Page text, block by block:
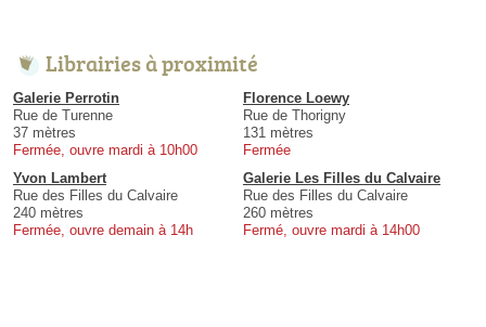
Librairies à proximité
Galerie Perrotin
Rue de Turenne
37 mètres
Fermée, ouvre mardi à 10h00
Florence Loewy
Rue de Thorigny
131 mètres
Fermée
Yvon Lambert
Rue des Filles du Calvaire
240 mètres
Fermée, ouvre demain à 14h
Galerie Les Filles du Calvaire
Rue des Filles du Calvaire
260 mètres
Fermé, ouvre mardi à 14h00